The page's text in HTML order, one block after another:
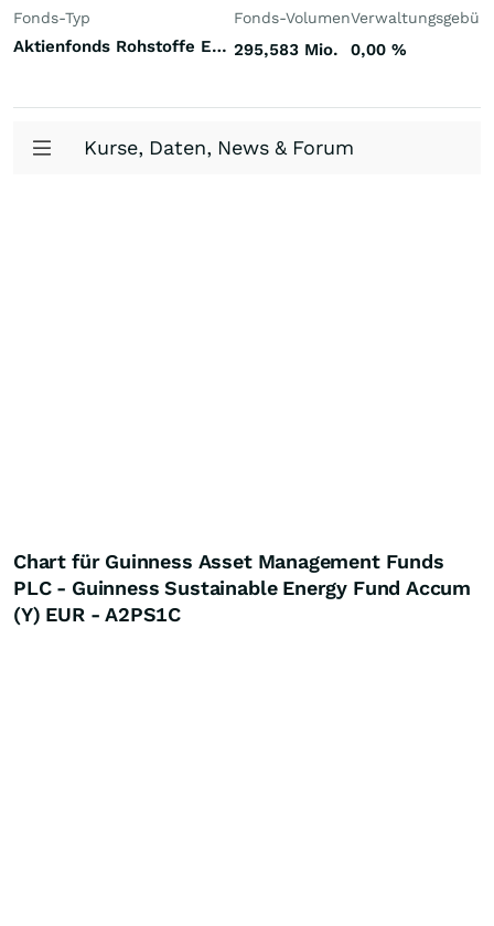
Fonds-Typ
Aktienfonds Rohstoffe Energie Welt
Fonds-Volumen
295,583 Mio. 0,00 %
Kurse, Daten, News & Forum
Chart für Guinness Asset Management Funds
PLC - Guinness Sustainable Energy Fund Accum
(Y) EUR - A2PS1C